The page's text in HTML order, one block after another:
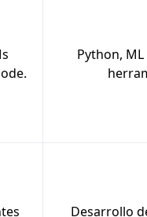
Python,
Desarrollo